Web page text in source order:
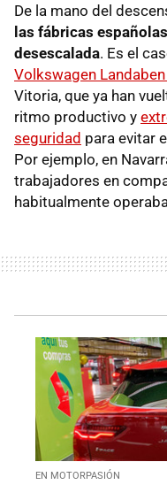
De la mano del
las fábricas
desescalada. Es el
Volkswagen
Vitoria, que ya han
ritmo productivo y
seguridad para evitar
Por ejemplo, en
trabajadores en
habitualmente
EN MOTORPASIÓN